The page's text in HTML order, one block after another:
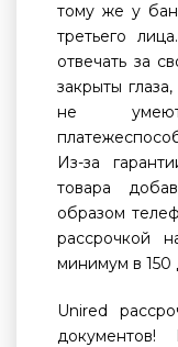
тому же у
третьего
отвечать за
закрыты
не
Из-за
товара
образом
рассрочкой
минимум в 150
Unired